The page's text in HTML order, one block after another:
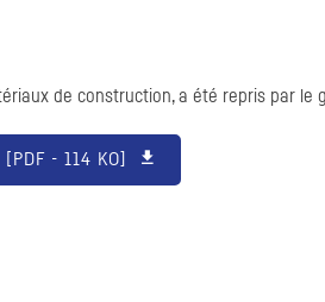
de construction, a été repris par le
PDF - 114 KO]